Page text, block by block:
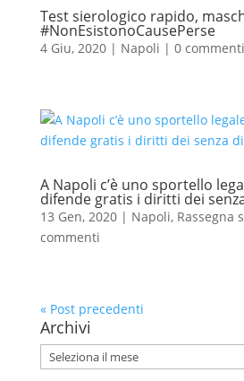
Test sierologico rapido,
#NonEsistonoCausePerse
4 Giu, 2020| Napoli | 0 commenti
A Napoli c’è uno sportello
difende gratis i diritti dei
13 Gen, 2020| Napoli, Rassegna
commenti
« Post precedenti
Archivi
Archivi